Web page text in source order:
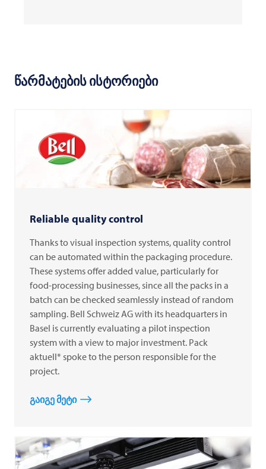
წარმატების ისტორიები
Reliable quality control
Thanks to visual inspection systems, quality control
can be automated within the packaging procedure.
These systems offer added value, particularly for
food-processing businesses, since all the packs in a
batch can be checked seamlessly instead of random
sampling. Bell Schweiz AG with its headquarters in
Basel is currently evaluating a pilot inspection
system with a view to major investment. Pack
aktuell* spoke to the person responsible for the
project.
გაიგე მეტი